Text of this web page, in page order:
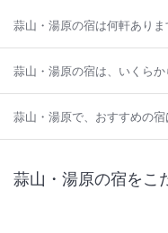
蒜山・湯原の宿は何軒ありま
蒜山・湯原の宿は、いくらか
蒜山・湯原で、おすすめの宿
蒜山・湯原の宿をこ